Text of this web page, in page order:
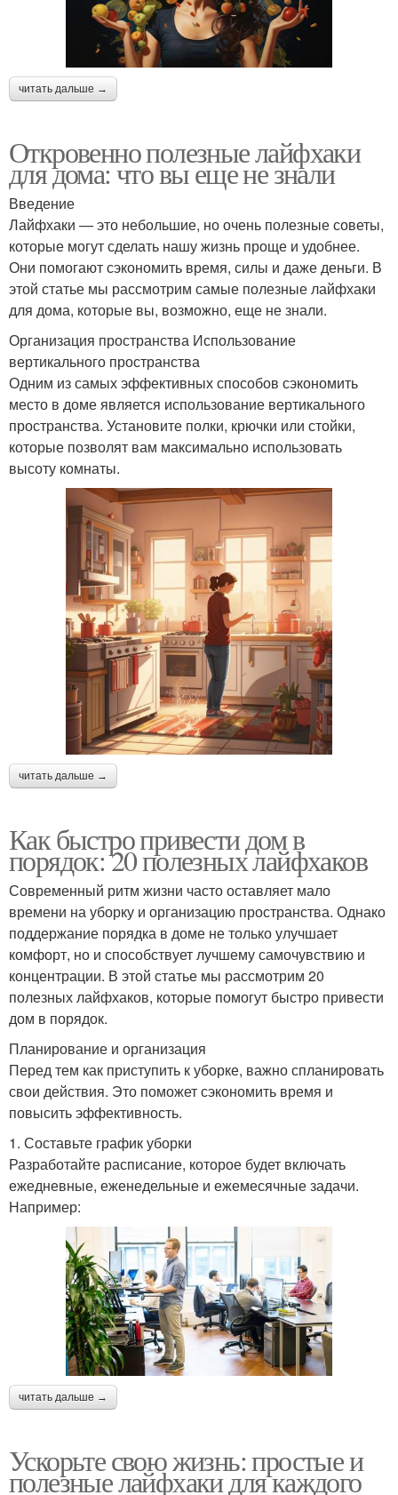
читать дальше →
Откровенно полезные лайфхаки
для дома: что вы еще не знали
Введение
Лайфхаки — это небольшие, но очень полезные советы,
которые могут сделать нашу жизнь проще и удобнее.
Они помогают сэкономить время, силы и даже деньги. В
этой статье мы рассмотрим самые полезные лайфхаки
для дома, которые вы, возможно, еще не знали.
Организация пространства Использование
вертикального пространства
Одним из самых эффективных способов сэкономить
место в доме является использование вертикального
пространства. Установите полки, крючки или стойки,
которые позволят вам максимально использовать
высоту комнаты.
читать дальше →
Как быстро привести дом в
порядок: 20 полезных лайфхаков
Современный ритм жизни часто оставляет мало
времени на уборку и организацию пространства. Однако
поддержание порядка в доме не только улучшает
комфорт, но и способствует лучшему самочувствию и
концентрации. В этой статье мы рассмотрим 20
полезных лайфхаков, которые помогут быстро привести
дом в порядок.
Планирование и организация
Перед тем как приступить к уборке, важно спланировать
свои действия. Это поможет сэкономить время и
повысить эффективность.
1. Составьте график уборки
Разработайте расписание, которое будет включать
ежедневные, еженедельные и ежемесячные задачи.
Например:
читать дальше →
Ускорьте свою жизнь: простые и
полезные лайфхаки для каждого